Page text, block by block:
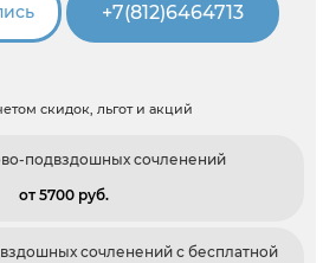
+7(812)6464713
скидок, льгот и акций
подвздошных сочленений
от 5700 pуб.
сочленений с бесплатной